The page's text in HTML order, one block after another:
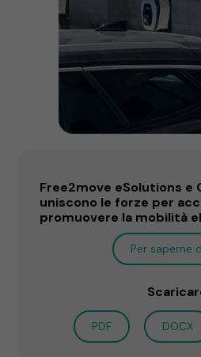
Free2move eSolutions e
uniscono le forze per
promuovere la mobilità
Per saperne
PDF DOCX